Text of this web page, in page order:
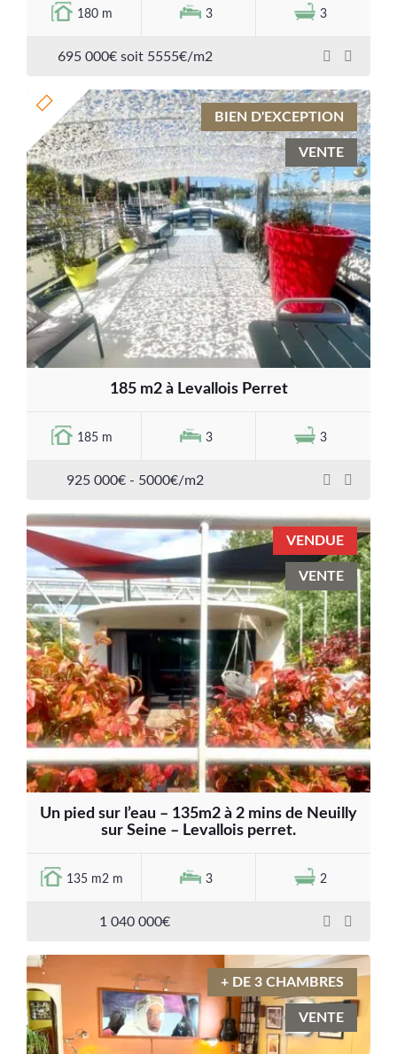
180 m 3 3
695 000€ soit 5555€/m2
BIEN D'EXCEPTION
VENTE
185 m2 à Levallois Perret
185 m 3 3
925 000€ - 5000€/m2
VENDUE
VENTE
Un pied sur l’eau – 135m2 à 2 mins de Neuilly
sur Seine – Levallois perret.
135 m2 m 3 2
1 040 000€
+ DE 3 CHAMBRES
VENTE